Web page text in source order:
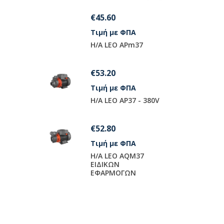
€72.00
Τιμή με ΦΠΑ
H/A LEO APm75
€108.80
Τιμή με ΦΠΑ
H/A LEO AJM75
€97.20
Τιμή με ΦΠΑ
H/A LEO AQM75
EIΔIKΩN
EΦAPMOΓΩN